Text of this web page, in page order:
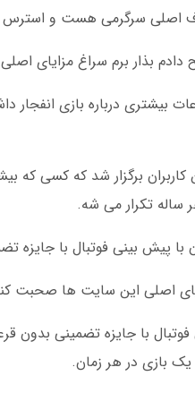
اصلی سرگرمی هست و استرس
دادم بذار برم سراغ مزایای
بیشتری درباره بازی
ساله تکرار می شه.
پیش بینی فوتبال با جایزه
اصلی این سایت ها صحبت
فوتبال با جایزه تضمینی
یک بازی در هر زمان.